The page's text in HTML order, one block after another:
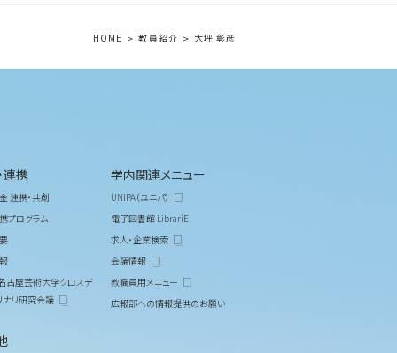
HOME 教員紹介 大坪 彰彦
連携
連携・共創
プログラム
古屋芸術大学クロスデ
ナリ研究会議
学内関連メニュー
UNIPA（ユニパ）
電子図書館 LibrariE
求人・企業検索
会議情報
教職員用メニュー
広報部への情報提供のお願い